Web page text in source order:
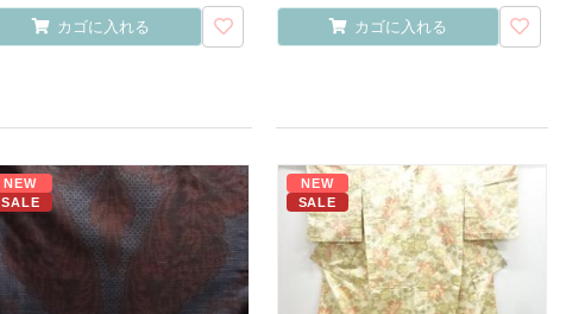
カゴに入れる カゴに入れる
NEW
SALE
NEW
SALE